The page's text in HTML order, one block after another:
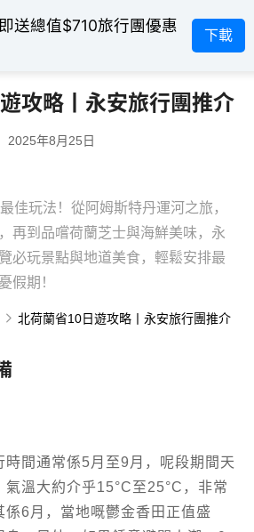
送總值$710旅行團優惠
下載
攻略丨永安旅行團推介
2025年8月25日
佳玩法！從阿姆斯特丹運河之旅，
再到品嚐荷蘭芝士與海鮮美味，永
必玩景點與地道美食，輕鬆安排最
假期！
北荷蘭省10日遊攻略丨永安旅行團推介
時間通常係5月至9月，呢段期間天
氣溫大約介乎15°C至25°C，非常
係6月，當地嘅鬱金香田正值盛